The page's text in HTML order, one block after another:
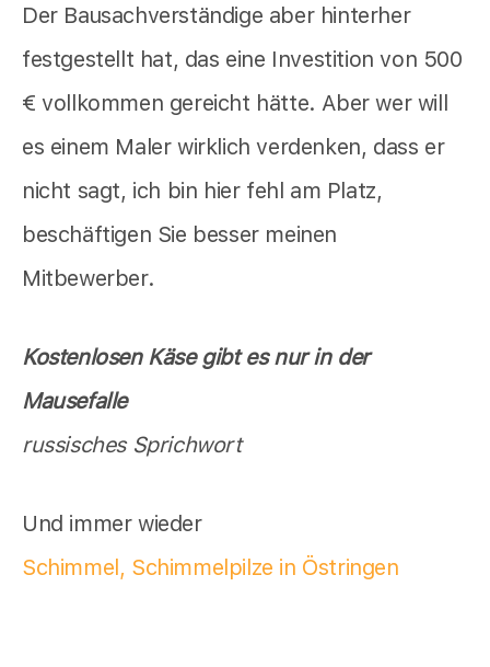
Der Bausachverständige aber hinterher
festgestellt hat, das eine Investition von 500
€ vollkommen gereicht hätte. Aber wer will
es einem Maler wirklich verdenken, dass er
nicht sagt, ich bin hier fehl am Platz,
beschäftigen Sie besser meinen
Mitbewerber.
Kostenlosen Käse gibt es nur in der
Mausefalle
russisches Sprichwort
Und immer wieder
Schimmel, Schimmelpilze in Östringen